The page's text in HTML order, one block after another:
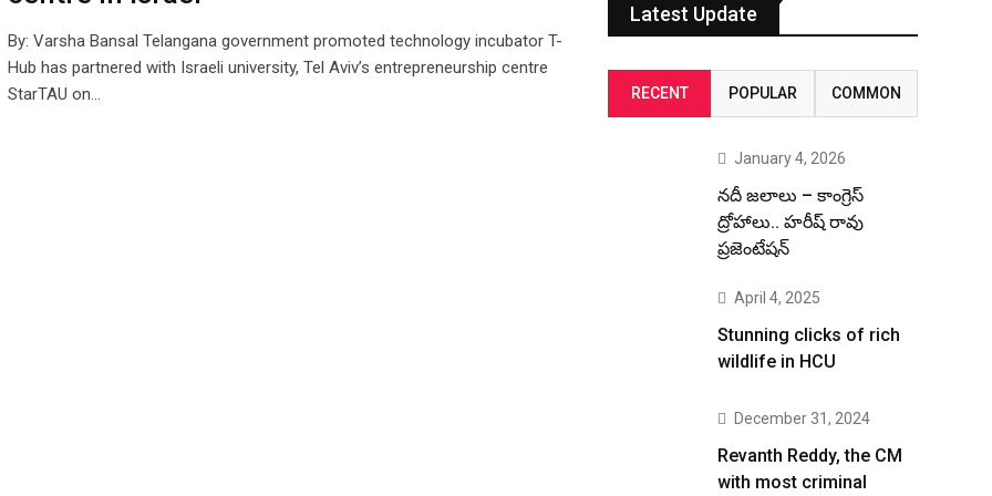
By: Varsha Bansal Telangana government promoted technology incubator T-
Hub has partnered with Israeli university, Tel Aviv’s entrepreneurship centre
StarTAU on…
Latest Update
RECENT POPULAR COMMON
January 4, 2026
నదీ జలాలు – కాంగ్రెస్
ద్రోహాలు.. హరీష్ రావు
ప్రజెంటేషన్
April 4, 2025
Stunning clicks of rich
wildlife in HCU
December 31, 2024
Revanth Reddy, the CM
with most criminal